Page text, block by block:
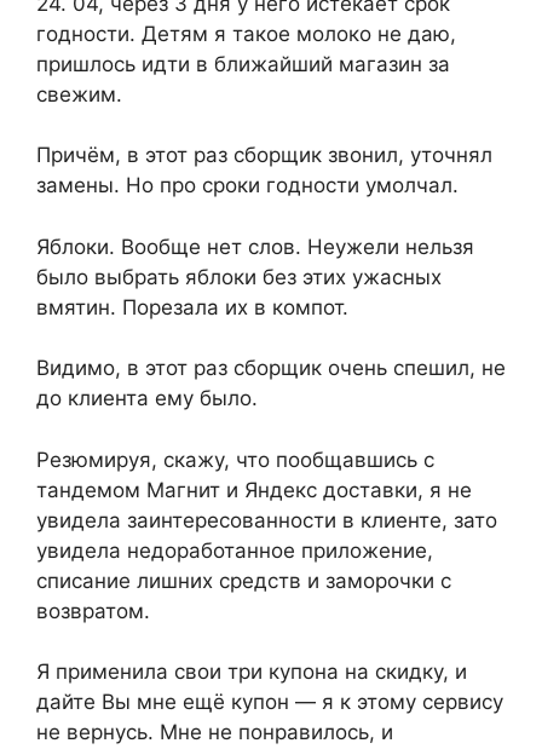
годности. Детям я такое молоко не даю,
пришлось идти в ближайший магазин за
свежим.
Причём, в этот раз сборщик звонил, уточнял
замены. Но про сроки годности умолчал.
Яблоки. Вообще нет слов. Неужели нельзя
было выбрать яблоки без этих ужасных
вмятин. Порезала их в компот.
Видимо, в этот раз сборщик очень спешил, не
до клиента ему было.
Резюмируя, скажу, что пообщавшись с
тандемом Магнит и Яндекс доставки, я не
увидела заинтересованности в клиенте, зато
увидела недоработанное приложение,
списание лишних средств и заморочки с
возвратом.
Я применила свои три купона на скидку, и
дайте Вы мне ещё купон — я к этому сервису
не вернусь. Мне не понравилось, и